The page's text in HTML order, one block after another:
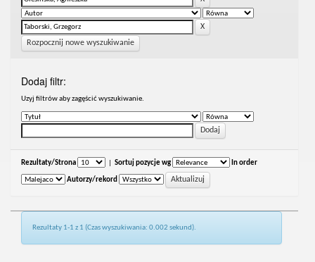
Rozpocznij nowe wyszukiwanie
Dodaj filtr:
Uzyj filtrów aby zagęścić wyszukiwanie.
Rezultaty/Strona Sortuj pozycje wg In order
Autorzy/rekord
Rezultaty 1-1 z 1 (Czas wyszukiwania: 0.002 sekund).